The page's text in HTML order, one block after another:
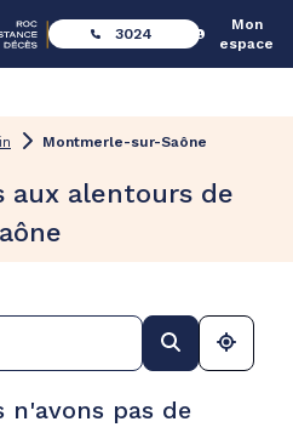
3024
Mon
espace
Montmerle-sur-Saône
aux alentours de
pas de